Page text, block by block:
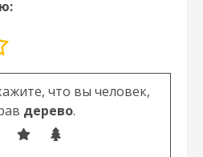
пустым.что вы человек,
дерево.